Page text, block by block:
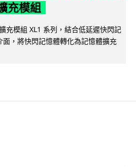
充模組
充模組 XL1 系列，結合低延遲快閃記
面，將快閃記憶體轉化為記憶體擴充